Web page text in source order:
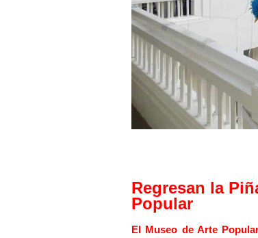
Regresan la
Popular
El Museo de Arte